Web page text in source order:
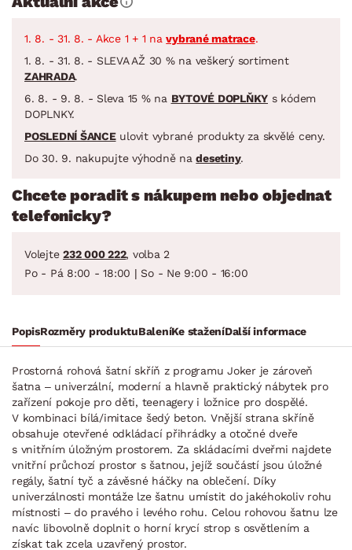
1. 8. - 31. 8. - Akce 1 + 1 navybrané matrace.
1. 8. - 31. 8. - SLEVA AŽ 30 % na veškerý sortiment
ZAHRADA.
6. 8. - 9. 8. - Sleva 15 % na BYTOVÉ DOPLŇKY s kódem
DOPLNKY.
POSLEDNÍ ŠANCEulovit vybrané produkty za skvělé ceny.
Do 30. 9. nakupujte výhodně nadesetiny.
Chcete poradit s nákupem nebo objednat
telefonicky?
Volejte 232 000 222, volba 2
Po - Pá 8:00 - 18:00 | So - Ne 9:00 - 16:00
PopisRozměry produktuBaleníKe staženíDalší informace
Prostorná rohová šatní skříň z programu Joker je zároveň
šatna – univerzální, moderní a hlavně praktický nábytek pro
zařízení pokoje pro děti, teenagery i ložnice pro dospělé.
V kombinaci bílá/imitace šedý beton. Vnější strana skříně
obsahuje otevřené odkládací přihrádky a otočné dveře
s vnitřním úložným prostorem. Za skládacími dveřmi najdete
vnitřní průchozí prostor s šatnou, jejíž součástí jsou úložné
regály, šatní tyč a závěsné háčky na oblečení. Díky
univerzálnosti montáže lze šatnu umístit do jakéhokoliv rohu
místnosti – do pravého i levého rohu. Celou rohovou šatnu lze
navíc libovolně doplnit o horní krycí strop s osvětlením a
získat tak zcela uzavřený prostor.